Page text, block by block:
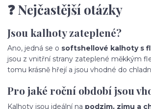
❓ Nejčastější otázky
Jsou kalhoty zateplené?
Ano, jedná se o softshellové kalhoty s
jsou z vnitřní strany zateplené měkkým
tomu krásně hřejí a jsou vhodné do
Pro jaké roční období jsou
Kalhoty jsou ideální na podzim, zimu a